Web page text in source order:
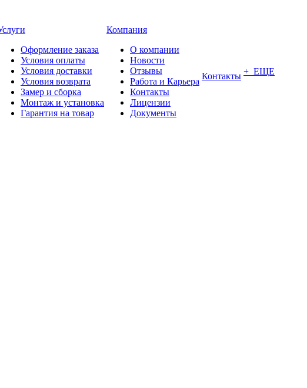
Оформление заказа
Условия оплаты
Условия доставки
Условия возврата
Замер и сборка
Монтаж и установка
Гарантия на товар
Компания
О компании
Новости
Отзывы
Работа и Карьера
Контакты
Лицензии
Документы
Контакты + ЕЩЕ